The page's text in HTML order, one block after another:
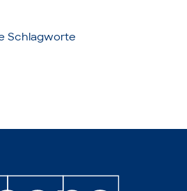
Schlagworte